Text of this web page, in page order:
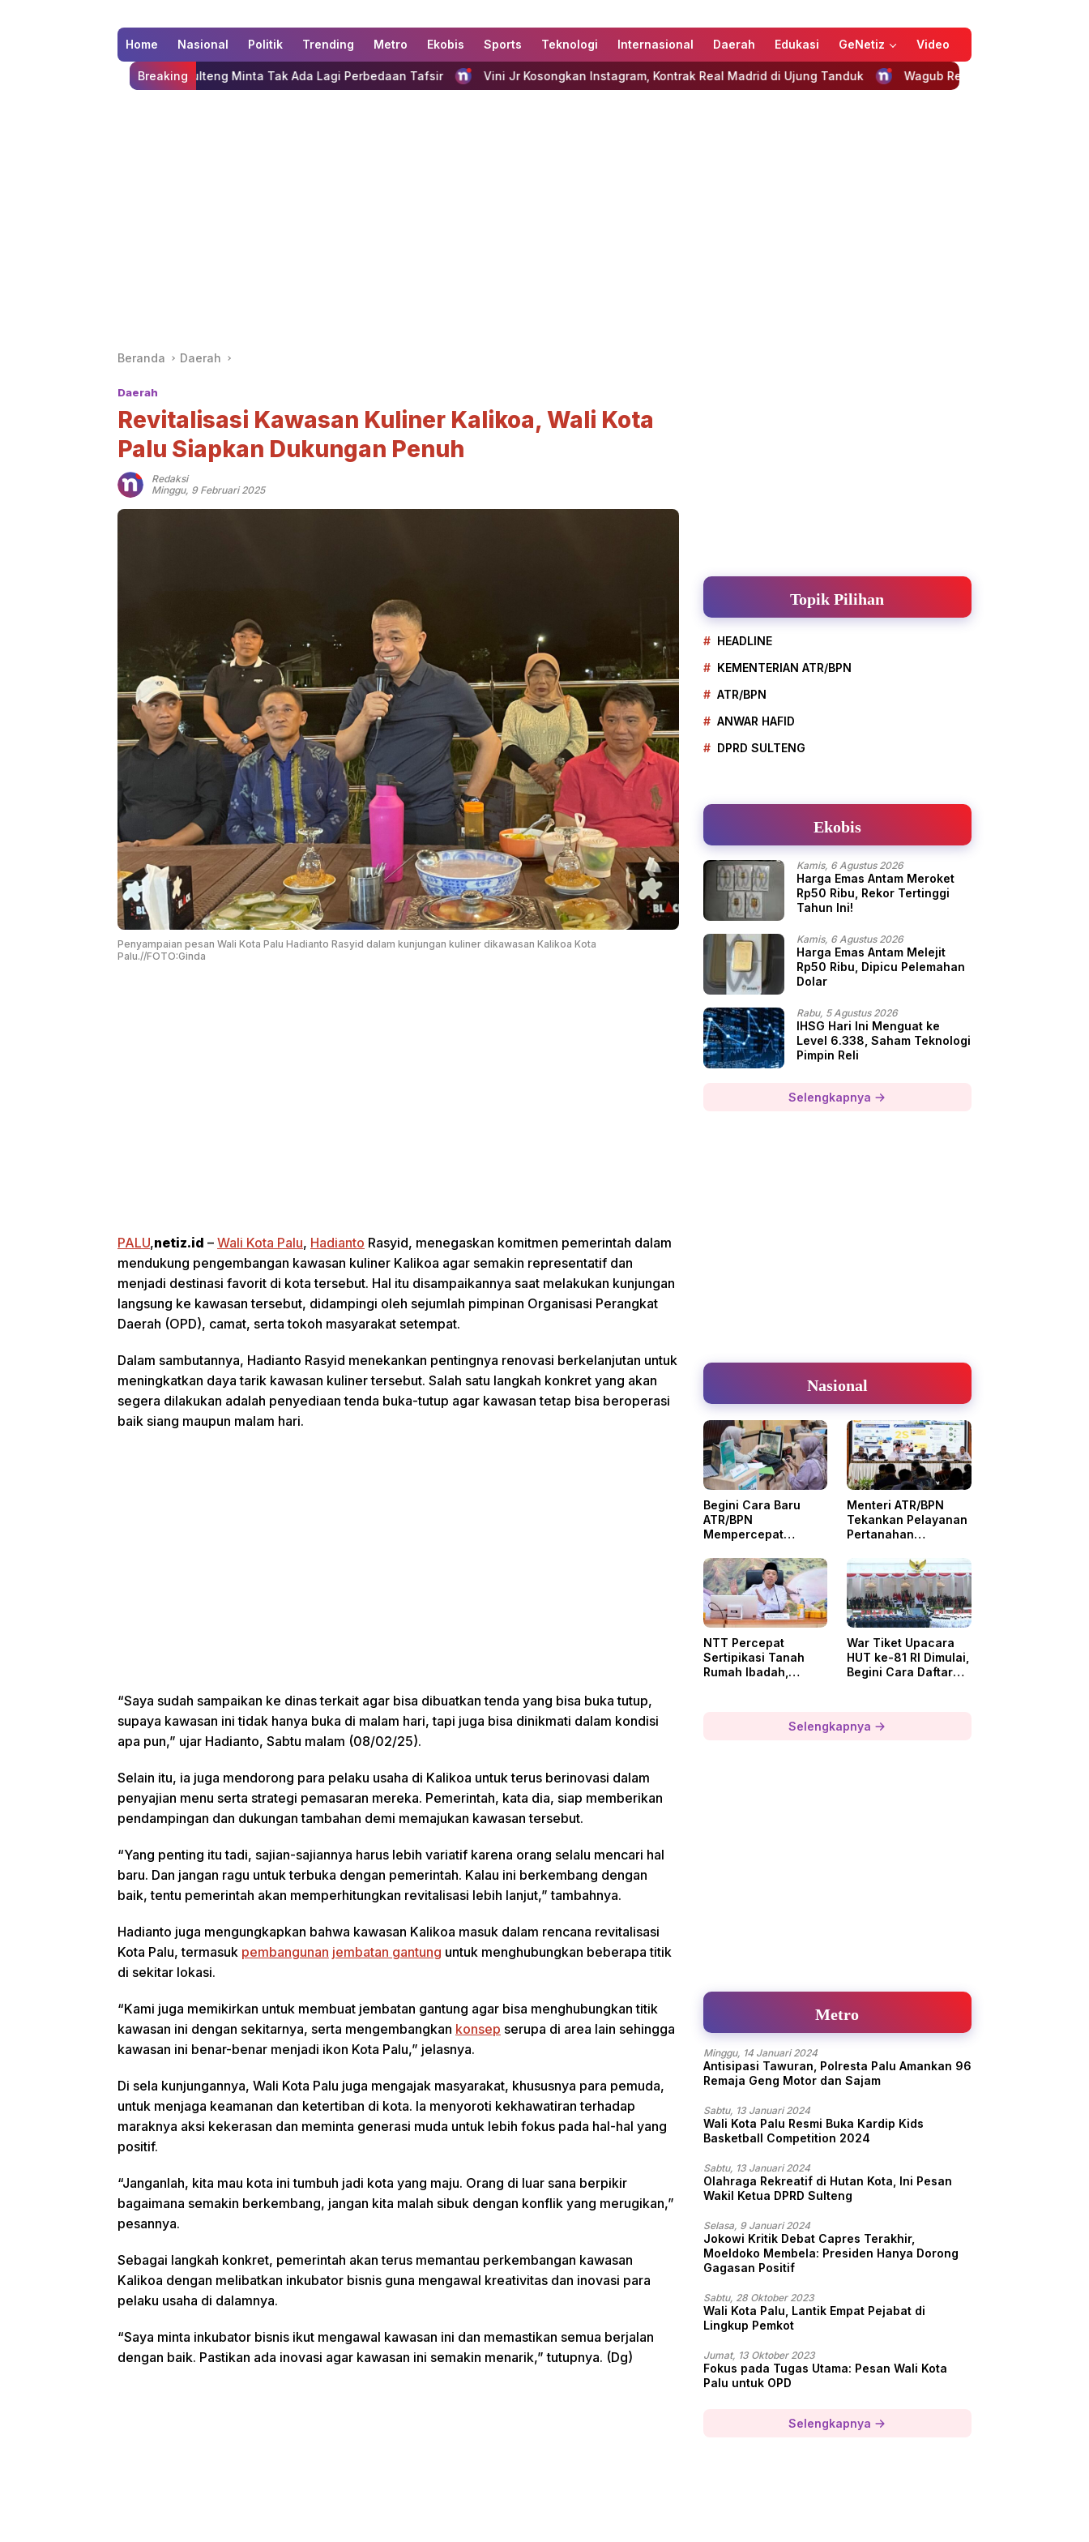
Home Nasional Politik Trending Metro Ekobis Sports Teknologi Internasional Daerah Edukasi GeNetiz Video
Breaking
DPRD Sulteng Minta Tak Ada Lagi Perbedaan Tafsir Vini Jr Kosongkan Instagram, Kontrak Real Madrid di Ujung Tanduk Wagub Reny Dorong BMA Sulteng Garda Terdepan
Beranda Daerah
Daerah
Revitalisasi Kawasan Kuliner Kalikoa, Wali Kota
Palu Siapkan Dukungan Penuh
Redaksi
Minggu, 9 Februari 2025
Penyampaian pesan Wali Kota Palu Hadianto Rasyid dalam kunjungan kuliner dikawasan Kalikoa Kota
Palu.//FOTO:Ginda
PALU,netiz.id – Wali Kota Palu, Hadianto Rasyid, menegaskan komitmen pemerintah dalam
mendukung pengembangan kawasan kuliner Kalikoa agar semakin representatif dan
menjadi destinasi favorit di kota tersebut. Hal itu disampaikannya saat melakukan kunjungan
langsung ke kawasan tersebut, didampingi oleh sejumlah pimpinan Organisasi Perangkat
Daerah (OPD), camat, serta tokoh masyarakat setempat.
Dalam sambutannya, Hadianto Rasyid menekankan pentingnya renovasi berkelanjutan untuk
meningkatkan daya tarik kawasan kuliner tersebut. Salah satu langkah konkret yang akan
segera dilakukan adalah penyediaan tenda buka-tutup agar kawasan tetap bisa beroperasi
baik siang maupun malam hari.
“Saya sudah sampaikan ke dinas terkait agar bisa dibuatkan tenda yang bisa buka tutup,
supaya kawasan ini tidak hanya buka di malam hari, tapi juga bisa dinikmati dalam kondisi
apa pun,” ujar Hadianto, Sabtu malam (08/02/25).
Selain itu, ia juga mendorong para pelaku usaha di Kalikoa untuk terus berinovasi dalam
penyajian menu serta strategi pemasaran mereka. Pemerintah, kata dia, siap memberikan
pendampingan dan dukungan tambahan demi memajukan kawasan tersebut.
“Yang penting itu tadi, sajian-sajiannya harus lebih variatif karena orang selalu mencari hal
baru. Dan jangan ragu untuk terbuka dengan pemerintah. Kalau ini berkembang dengan
baik, tentu pemerintah akan memperhitungkan revitalisasi lebih lanjut,” tambahnya.
Hadianto juga mengungkapkan bahwa kawasan Kalikoa masuk dalam rencana revitalisasi
Kota Palu, termasuk pembangunan jembatan gantung untuk menghubungkan beberapa titik
di sekitar lokasi.
“Kami juga memikirkan untuk membuat jembatan gantung agar bisa menghubungkan titik
kawasan ini dengan sekitarnya, serta mengembangkan konsep serupa di area lain sehingga
kawasan ini benar-benar menjadi ikon Kota Palu,” jelasnya.
Di sela kunjungannya, Wali Kota Palu juga mengajak masyarakat, khususnya para pemuda,
untuk menjaga keamanan dan ketertiban di kota. Ia menyoroti kekhawatiran terhadap
maraknya aksi kekerasan dan meminta generasi muda untuk lebih fokus pada hal-hal yang
positif.
“Janganlah, kita mau kota ini tumbuh jadi kota yang maju. Orang di luar sana berpikir
bagaimana semakin berkembang, jangan kita malah sibuk dengan konflik yang merugikan,”
pesannya.
Sebagai langkah konkret, pemerintah akan terus memantau perkembangan kawasan
Kalikoa dengan melibatkan inkubator bisnis guna mengawal kreativitas dan inovasi para
pelaku usaha di dalamnya.
“Saya minta inkubator bisnis ikut mengawal kawasan ini dan memastikan semua berjalan
dengan baik. Pastikan ada inovasi agar kawasan ini semakin menarik,” tutupnya. (Dg)
Topik Pilihan
HEADLINE
KEMENTERIAN ATR/BPN
ATR/BPN
ANWAR HAFID
DPRD SULTENG
Ekobis
Kamis, 6 Agustus 2026
Harga Emas Antam Meroket
Rp50 Ribu, Rekor Tertinggi
Tahun Ini!
Kamis, 6 Agustus 2026
Harga Emas Antam Melejit
Rp50 Ribu, Dipicu Pelemahan
Dolar
Rabu, 5 Agustus 2026
IHSG Hari Ini Menguat ke
Level 6.338, Saham Teknologi
Pimpin Reli
Selengkapnya
Nasional
Begini Cara Baru
ATR/BPN
Mempercepat
Sertipikat Tanah di
Tangerang
Menteri ATR/BPN
Tekankan Pelayanan
Pertanahan
Masyarakat
NTT Percepat
Sertipikasi Tanah
Rumah Ibadah,
War Tiket Upacara
HUT ke-81 RI Dimulai,
Begini Cara Daftar
Selengkapnya
Metro
Minggu, 14 Januari 2024
Antisipasi Tawuran, Polresta Palu Amankan 96
Remaja Geng Motor dan Sajam
Sabtu, 13 Januari 2024
Wali Kota Palu Resmi Buka Kardip Kids
Basketball Competition 2024
Sabtu, 13 Januari 2024
Olahraga Rekreatif di Hutan Kota, Ini Pesan
Wakil Ketua DPRD Sulteng
Selasa, 9 Januari 2024
Jokowi Kritik Debat Capres Terakhir,
Moeldoko Membela: Presiden Hanya Dorong
Gagasan Positif
Sabtu, 28 Oktober 2023
Wali Kota Palu, Lantik Empat Pejabat di
Lingkup Pemkot
Jumat, 13 Oktober 2023
Fokus pada Tugas Utama: Pesan Wali Kota
Palu untuk OPD
Selengkapnya